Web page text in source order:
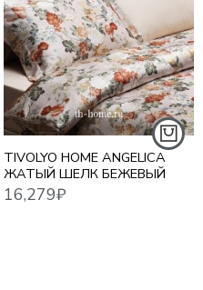
TIVOLYO HOME ANGELICA
ЖАТЫЙ ШЕЛК БЕЖЕВЫЙ
₽